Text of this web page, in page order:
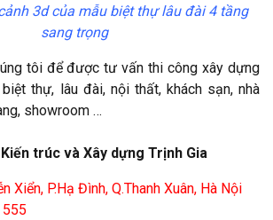
3d của mẫu biệt thự lâu đài 4 tầng
sang trọng
tôi để được tư vấn thi công xây dựng
thự, lâu đài, nội thất, khách sạn, nhà
showroom …
trúc và Xây dựng Trịnh Gia
Xiển, P.Hạ Đình, Q.Thanh Xuân, Hà Nội